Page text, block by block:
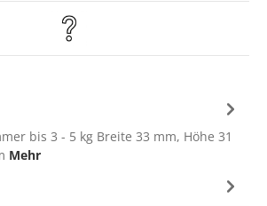
bis 3 - 5 kg Breite 33 mm, Höhe 31
Mehr